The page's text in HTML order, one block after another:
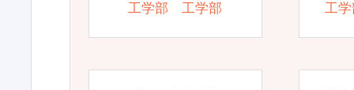
工学部 工学部 工